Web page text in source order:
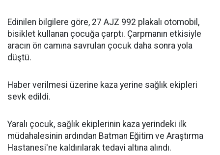
Edinilen bilgilere göre, 27 AJZ 992 plakalı otomobil,
bisiklet kullanan çocuğa çarptı. Çarpmanın etkisiyle
aracın ön camına savrulan çocuk daha sonra yola
düştü.
Haber verilmesi üzerine kaza yerine sağlık ekipleri
sevk edildi.
Yaralı çocuk, sağlık ekiplerinin kaza yerindeki ilk
müdahalesinin ardından Batman Eğitim ve Araştırma
Hastanesi'ne kaldırılarak tedavi altına alındı.